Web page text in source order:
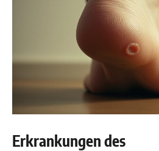
Erkrankungen des